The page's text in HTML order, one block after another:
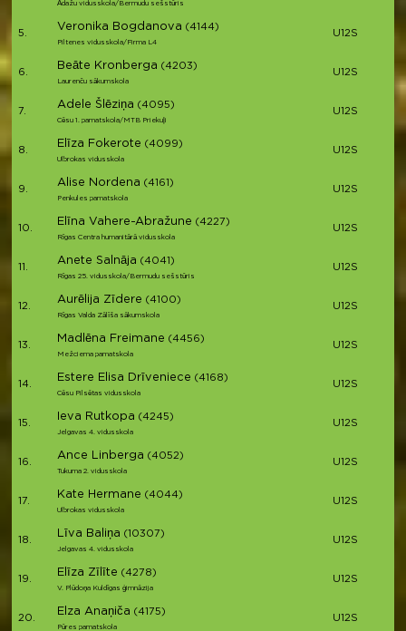
Ādažu vidusskola/Bermudu sešstūris
5.
Veronika Bogdanova (4144)
Piltenes vidusskola/Firma L4
U12S
6.
Beāte Kronberga (4203)
Laurenču sākumskola
U12S
7.
Adele Šlēziņa (4095)
Cēsu 1. pamatskola/MTB Priekuļi
U12S
8.
Elīza Fokerote (4099)
Ulbrokas vidusskola
U12S
9.
Alise Nordena (4161)
Penkules pamatskola
U12S
10.
Elīna Vahere-Abražune (4227)
Rīgas Centra humanitārā vidusskola
U12S
11.
Anete Salnāja (4041)
Rīgas 25. vidusskola/Bermudu sešstūris
U12S
12.
Aurēlija Zīdere (4100)
Rīgas Valda Zālīša sākumskola
U12S
13.
Madlēna Freimane (4456)
Mežciema pamatskola
U12S
14.
Estere Elisa Drīveniece (4168)
Cēsu Pilsētas vidusskola
U12S
15.
Ieva Rutkopa (4245)
Jelgavas 4. vidusskola
U12S
16.
Ance Linberga (4052)
Tukuma 2. vidusskola
U12S
17.
Kate Hermane (4044)
Ulbrokas vidusskola
U12S
18.
Līva Baliņa (10307)
Jelgavas 4. vidusskola
U12S
19.
Elīza Zīlīte (4278)
V. Plūdoņa Kuldīgas ģimnāzija
U12S
20.
Elza Anaņiča (4175)
Pūres pamatskola
U12S